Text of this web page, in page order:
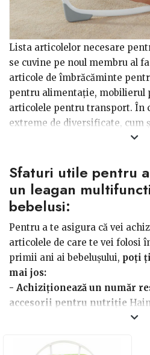
Lista articolelor necesare
se cuvine pe noul membru al
articole de îmbrăcăminte
pentru alimentație, mobilierul
articolele pentru transport. În
extreme de diversificate, cum
articolele de care te vei folosi
Sfaturi utile pentru
un leagan
bebelusi:
Pentru a te asigura că vei
articolele de care te vei folosi
primii ani ai bebelușului, poți
mai jos:
- Achiziționează un număr
accesorii pentru nutriție
cadourile cele mai populare,
hăinuțe practice, din